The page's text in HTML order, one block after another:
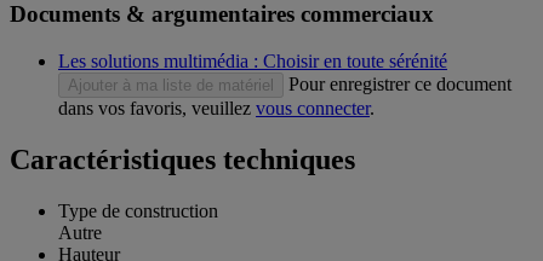
Documents & argumentaires commerciaux
Les solutions multimédia : Choisir en toute sérénité
Ajouter à ma liste de matériel
Pour enregistrer ce document
dans vos favoris, veuillez vous connecter.
Caractéristiques techniques
Type de construction
Autre
Hauteur